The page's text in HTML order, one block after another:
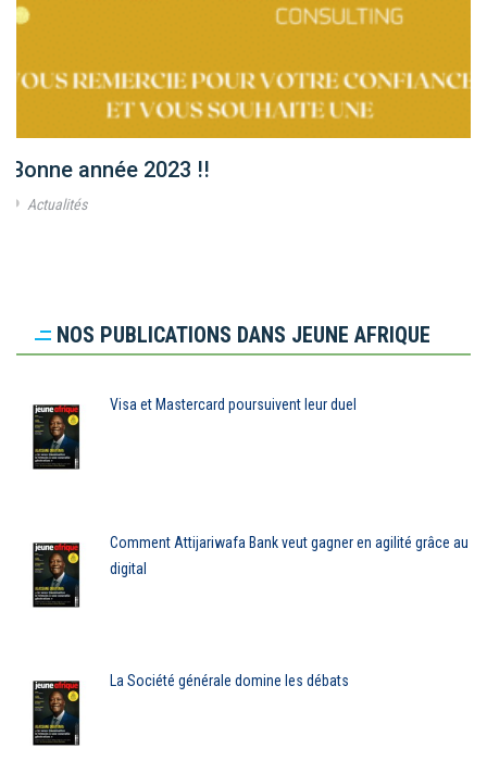
Bonne année 2023 !!
Actualités
NOS PUBLICATIONS DANS JEUNE AFRIQUE
Visa et Mastercard poursuivent leur duel
Comment Attijariwafa Bank veut gagner en agilité grâce au
digital
La Société générale domine les débats